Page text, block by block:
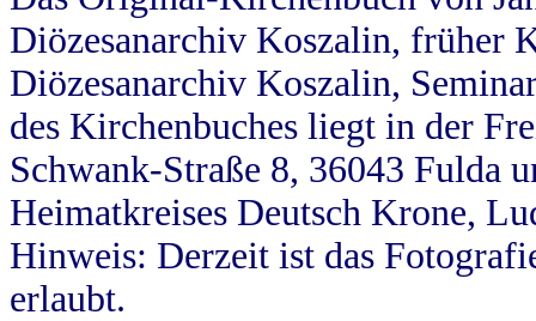
Diözesanarchiv Koszalin, früher
Diözesanarchiv Koszalin,
des Kirchenbuches liegt in der
Schwank-Straße 8, 36043 Fulda
Heimatkreises Deutsch Krone,
Hinweis: Derzeit ist das
erlaubt.